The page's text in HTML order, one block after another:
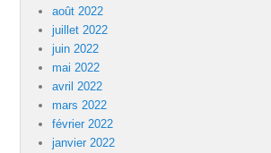
août 2022
juillet 2022
juin 2022
mai 2022
avril 2022
mars 2022
février 2022
janvier 2022